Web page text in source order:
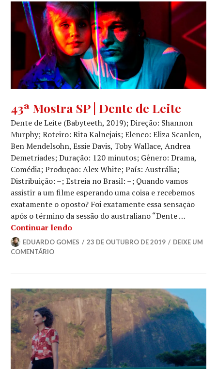
CINEMA,
COMPETIÇÃO
NOVOS
DIRETORES,
CRÍTICA
CINEMATOGRÁFICA
43ª Mostra SP | Dente de Leite
Dente de Leite (Babyteeth, 2019); Direção: Shannon
Murphy; Roteiro: Rita Kalnejais; Elenco: Eliza Scanlen,
Ben Mendelsohn, Essie Davis, Toby Wallace, Andrea
Demetriades; Duração: 120 minutos; Gênero: Drama,
Comédia; Produção: Alex White; País: Austrália;
Distribuição: –; Estreia no Brasil: –; Quando vamos
assistir a um filme esperando uma coisa e recebemos
exatamente o oposto? Foi exatamente essa sensação
após o término da sessão do australiano “Dente …
Continuar lendo43ª Mostra SP | Dente de Leite
EDUARDO GOMES 23 DE OUTUBRO DE 2019
DEIXE UM
COMENTÁRIO